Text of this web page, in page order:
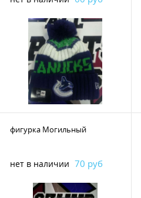
фигурка Могильный
нет в наличии 70 руб